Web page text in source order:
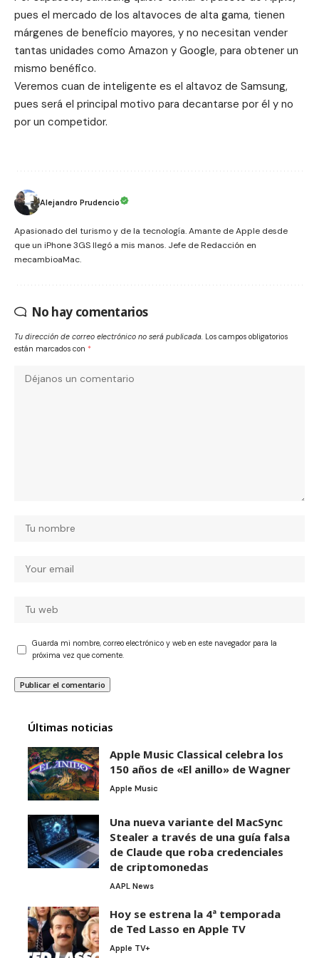
pues el mercado de los altavoces de alta gama, tienen
márgenes de beneficio mayores, y no necesitan vender
tantas unidades como Amazon y Google, para obtener un
mismo benéfico.
Veremos cuan de inteligente es el altavoz de Samsung,
pues será el principal motivo para decantarse por él y no
por un competidor.
Alejandro Prudencio
Apasionado del turismo y de la tecnología. Amante de Apple desde
que un iPhone 3GS llegó a mis manos. Jefe de Redacción en
mecambioaMac.
No hay comentarios
Tu dirección de correo electrónico no será publicada. Los campos obligatorios
están marcados con *
Guarda mi nombre, correo electrónico y web en este navegador para la
próxima vez que comente.
Últimas noticias
Apple Music Classical celebra los
150 años de «El anillo» de Wagner
Apple Music
Una nueva variante del MacSync
Stealer a través de una guía falsa
de Claude que roba credenciales
de criptomonedas
AAPL News
Hoy se estrena la 4ª temporada
de Ted Lasso en Apple TV
Apple TV+